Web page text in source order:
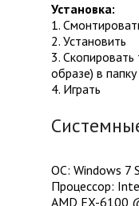
Установка:
1.
2. Установить
3. Скопировать
образе) в
4. Играть
ОС: Windows 7
Процессор:
AMD FX-6100